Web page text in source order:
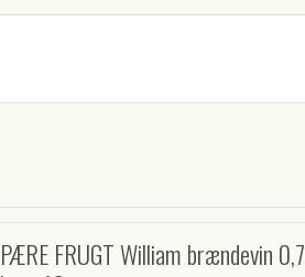
PÆRE FRUGT William brændevin 0,7